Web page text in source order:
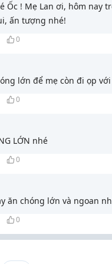
Ốc ! Mẹ Lan ơi, hôm nay
ấn tượng nhé!
0
lớn để mẹ còn đi ọp
0
LỚN nhé
0
ăn chóng lớn và ngoan
0